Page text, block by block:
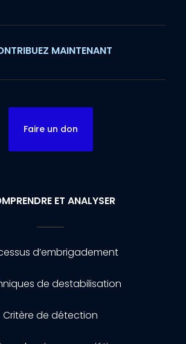
MAINTENANT
Faire un don
ET ANALYSER
d’embrigadement
de destabilisation
Critère de détection